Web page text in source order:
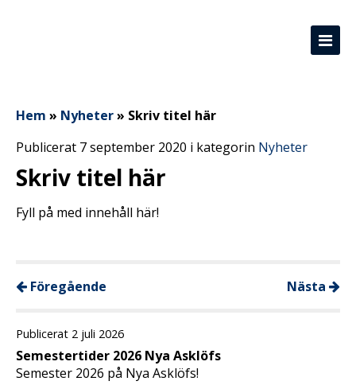
Hem » Nyheter» Skriv titel här
Publicerat 7 september 2020 i kategorin Nyheter
Skriv titel här
Fyll på med innehåll här!
Föregående Nästa
Publicerat 2 juli 2026
Semestertider 2026 Nya Asklöfs
Semester 2026 på Nya Asklöfs!